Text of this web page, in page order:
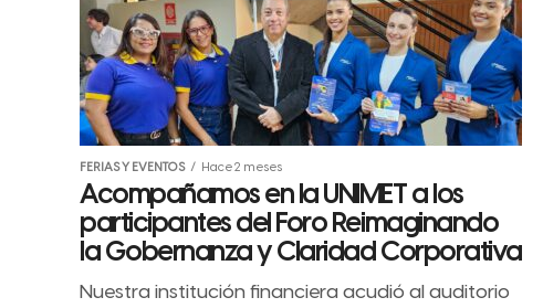
FERIAS Y EVENTOS Hace 2 meses
Acompañamos en la UNIMET a los
participantes del Foro Reimaginando
la Gobernanza y Claridad Corporativa
Nuestra institución financiera acudió al auditorio